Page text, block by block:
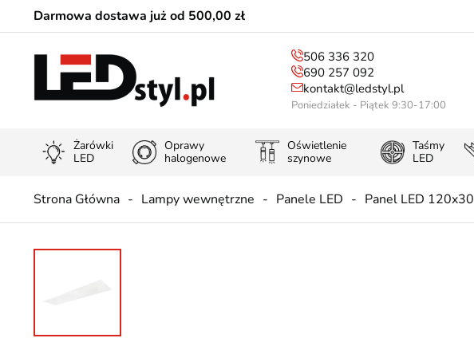
Darmowa dostawa już od 500,00 zł
506 336 320
690 257 092
kontakt@ledstyl.pl
Poniedziałek - Piątek 9:30-17:00
Żarówki
LED
Oprawy
halogenowe
Oświetlenie
szynowe
Taśmy
LED
Strona Główna Lampy wewnętrzne Panele LED Panel LED 120x30